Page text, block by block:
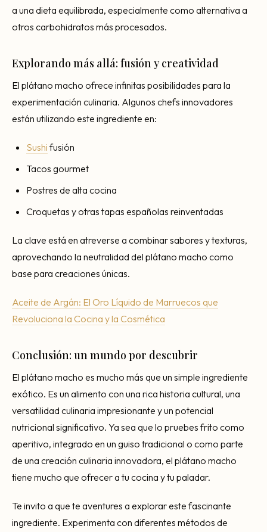
a una dieta equilibrada, especialmente como alternativa a
otros carbohidratos más procesados.
Explorando más allá: fusión y creatividad
El plátano macho ofrece infinitas posibilidades para la
experimentación culinaria. Algunos chefs innovadores
están utilizando este ingrediente en:
Sushi fusión
Tacos gourmet
Postres de alta cocina
Croquetas y otras tapas españolas reinventadas
La clave está en atreverse a combinar sabores y texturas,
aprovechando la neutralidad del plátano macho como
base para creaciones únicas.
Aceite de Argán: El Oro Líquido de Marruecos que
Revoluciona la Cocina y la Cosmética
Conclusión: un mundo por descubrir
El plátano macho es mucho más que un simple ingrediente
exótico. Es un alimento con una rica historia cultural, una
versatilidad culinaria impresionante y un potencial
nutricional significativo. Ya sea que lo pruebes frito como
aperitivo, integrado en un guiso tradicional o como parte
de una creación culinaria innovadora, el plátano macho
tiene mucho que ofrecer a tu cocina y tu paladar.
Te invito a que te aventures a explorar este fascinante
ingrediente. Experimenta con diferentes métodos de